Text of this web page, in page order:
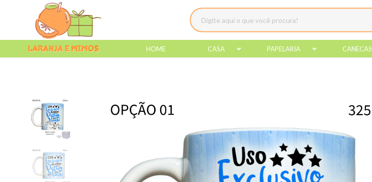
HOME CASA PAPELARIA CANECAS